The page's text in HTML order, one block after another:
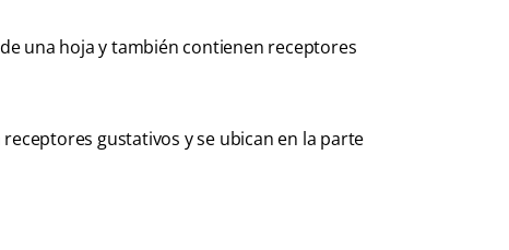
una hoja y también contienen receptores
gustativos y se ubican en la parte